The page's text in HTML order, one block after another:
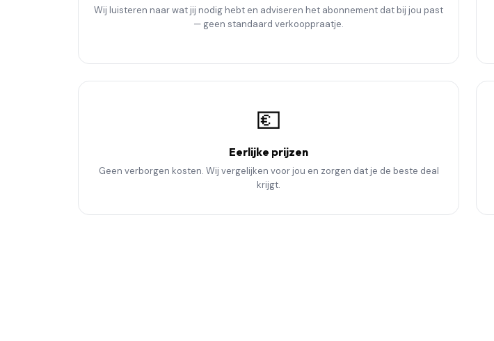
Wij luisteren naar wat jij nodig hebt en adviseren het abonnement dat bij jou past
— geen standaard verkooppraatje.
💶
Eerlijke prijzen
Geen verborgen kosten. Wij vergelijken voor jou en zorgen dat je de beste deal
krijgt.